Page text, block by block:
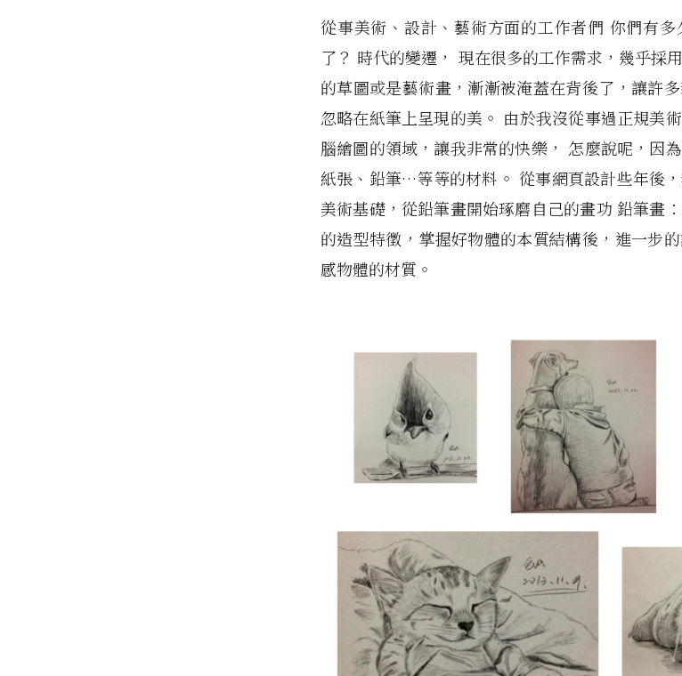
從事美術、設計、藝術方面的工作者們 你們有
了？ 時代的變遷， 現在很多的工作需求，幾乎採
的草圖或是藝術畫，漸漸被淹蓋在背後了，讓許
忽略在紙筆上呈現的美。 由於我沒從事過正規美
腦繪圖的領域，讓我非常的快樂， 怎麼說呢，因
紙張、鉛筆…等等的材料。 從事網頁設計些年後
美術基礎，從鉛筆畫開始琢磨自己的畫功 鉛筆畫
的造型特徵，掌握好物體的本質結構後，進一步
感物體的材質。